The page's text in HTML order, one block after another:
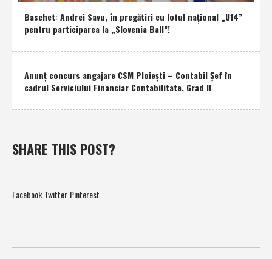
Baschet: Andrei Savu, în pregătiri cu lotul naţional „U14”
pentru participarea la „Slovenia Ball”!
Anunţ concurs angajare CSM Ploieşti – Contabil Şef în
cadrul Serviciului Financiar Contabilitate, Grad II
SHARE THIS POST?
Facebook Twitter Pinterest